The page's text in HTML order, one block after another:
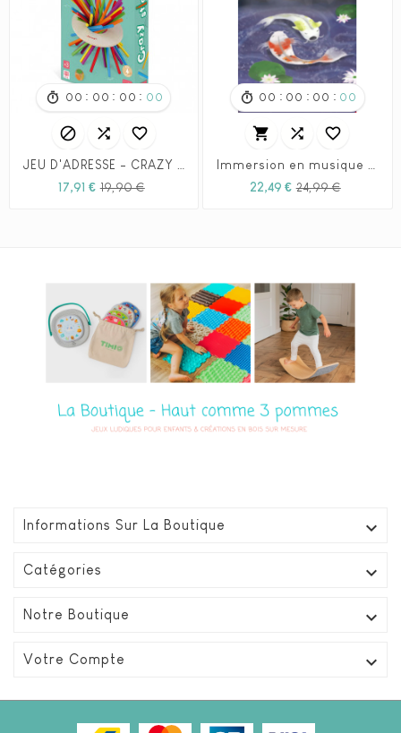
00 : 00 : 00 : 00
  
17,91 € 19,90 €
00 : 00 : 00 : 00
  
22,49 € 24,99 €
Informations Sur La Boutique 
Catégories 
Notre Boutique 
Votre Compte 